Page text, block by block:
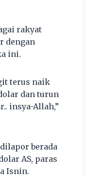
rakyat
dengan
ini.
terus naik
dan turun
insya-Allah,”
berada
AS, paras
Isnin.